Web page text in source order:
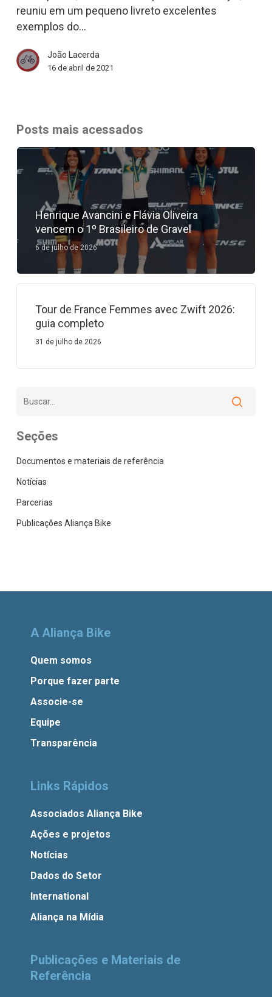
criança?
|
News
reuniu em um pequeno livreto excelentes
exemplos do…
João Lacerda
16 de abril de 2021
Posts mais acessados
Henrique Avancini e Flávia Oliveira
vencem o 1º Brasileiro de Gravel
6 de julho de 2026
Tour de France Femmes avec Zwift 2026:
guia completo
31 de julho de 2026
Seções
Documentos e materiais de referência
Notícias
Parcerias
Publicações Aliança Bike
A Aliança Bike
Quem somos
Porque fazer parte
Associe-se
Equipe
Transparência
Links Rápidos
Associados Aliança Bike
Ações e projetos
Notícias
Dados do Setor
International
Aliança na Mídia
Publicações e Materiais de
Referência